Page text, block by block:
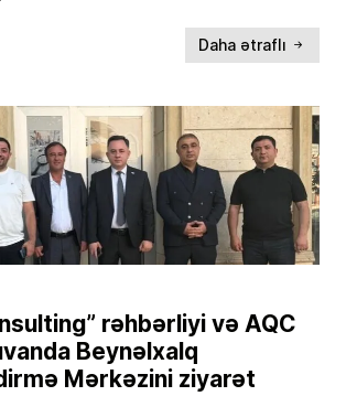
Daha ətraflı
rəhbərliyi və AQC
Beynəlxalq
Mərkəzini ziyarət